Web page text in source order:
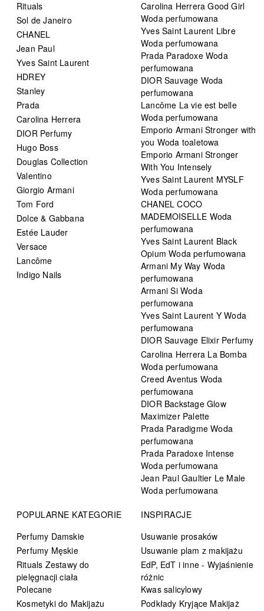
Rituals
Sol de Janeiro
CHANEL
Jean Paul
Yves Saint Laurent
HDREY
Stanley
Prada
Carolina Herrera
DIOR Perfumy
Hugo Boss
Douglas Collection
Valentino
Giorgio Armani
Tom Ford
Dolce & Gabbana
Estée Lauder
Versace
Lancôme
Indigo Nails
Carolina Herrera Good Girl
Woda perfumowana
Yves Saint Laurent Libre
Woda perfumowana
Prada Paradoxe Woda
perfumowana
DIOR Sauvage Woda
perfumowana
Lancôme La vie est belle
Woda perfumowana
Emporio Armani Stronger with
you Woda toaletowa
Emporio Armani Stronger
With You Intensely
Yves Saint Laurent MYSLF
Woda perfumowana
CHANEL COCO
MADEMOISELLE Woda
perfumowana
Yves Saint Laurent Black
Opium Woda perfumowana
Armani My Way Woda
perfumowana
Armani Si Woda
perfumowana
Yves Saint Laurent Y Woda
perfumowana
DIOR Sauvage Elixir Perfumy
Carolina Herrera La Bomba
Woda perfumowana
Creed Aventus Woda
perfumowana
DIOR Backstage Glow
Maximizer Palette
Prada Paradigme Woda
perfumowana
Prada Paradoxe Intense
Woda perfumowana
Jean Paul Gaultier Le Male
Woda perfumowana
POPULARNE KATEGORIE
Perfumy Damskie
Perfumy Męskie
Rituals Zestawy do
pielęgnacji ciała
Polecane
Kosmetyki do Makijażu
INSPIRACJE
Usuwanie prosaków
Usuwanie plam z makijażu
EdP, EdT i inne - Wyjaśnienie
różnic
Kwas salicylowy
Podkłady Kryjące Makijaż